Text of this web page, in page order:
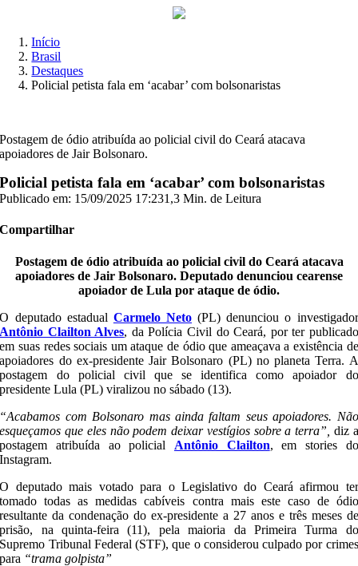
Início
Brasil
Destaques
Policial petista fala em ‘acabar’ com bolsonaristas
Postagem de ódio atribuída ao policial civil do Ceará atacava
apoiadores de Jair Bolsonaro.
Policial petista fala em ‘acabar’ com bolsonaristas
Publicado em: 15/09/2025 17:231,3 Min. de Leitura
Compartilhar
Postagem de ódio atribuída ao policial civil do Ceará atacava
apoiadores de Jair Bolsonaro. Deputado denunciou cearense
apoiador de Lula por ataque de ódio.
O deputado estadual Carmelo Neto (PL) denunciou o investigador
Antônio Clailton Alves, da Polícia Civil do Ceará, por ter publicado
em suas redes sociais um ataque de ódio que ameaçava a existência de
apoiadores do ex-presidente Jair Bolsonaro (PL) no planeta Terra. A
postagem do policial civil que se identifica como apoiador do
presidente Lula (PL) viralizou no sábado (13).
“Acabamos com Bolsonaro mas ainda faltam seus apoiadores. Não
esqueçamos que eles não podem deixar vestígios sobre a terra”, diz a
postagem atribuída ao policial Antônio Clailton, em stories do
Instagram.
O deputado mais votado para o Legislativo do Ceará afirmou ter
tomado todas as medidas cabíveis contra mais este caso de ódio
resultante da condenação do ex-presidente a 27 anos e três meses de
prisão, na quinta-feira (11), pela maioria da Primeira Turma do
Supremo Tribunal Federal (STF), que o considerou culpado por crimes
para “trama golpista”